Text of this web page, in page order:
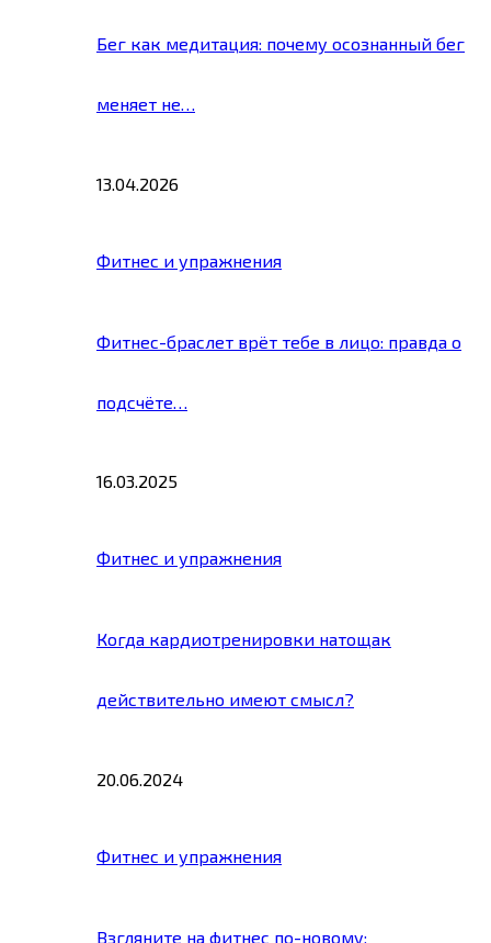
Бег как медитация: почему осознанный бег
меняет не…
13.04.2026
Фитнес и упражнения
Фитнес-браслет врёт тебе в лицо: правда о
подсчёте…
16.03.2025
Фитнес и упражнения
Когда кардиотренировки натощак
действительно имеют смысл?
20.06.2024
Фитнес и упражнения
Взгляните на фитнес по-новому: